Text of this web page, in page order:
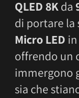
QLED 8Kda
di portare la
Micro LED
offrendo un
immergono
sia che